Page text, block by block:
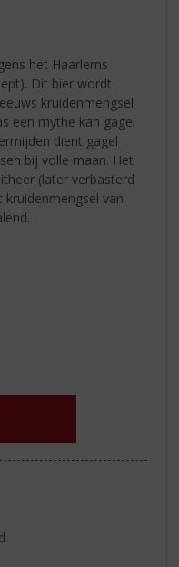
het Haarlems
Dit bier wordt
kruidenmengsel
een mythe kan gagel
dient gagel
bij volle maan. Het
(later verbasterd
van